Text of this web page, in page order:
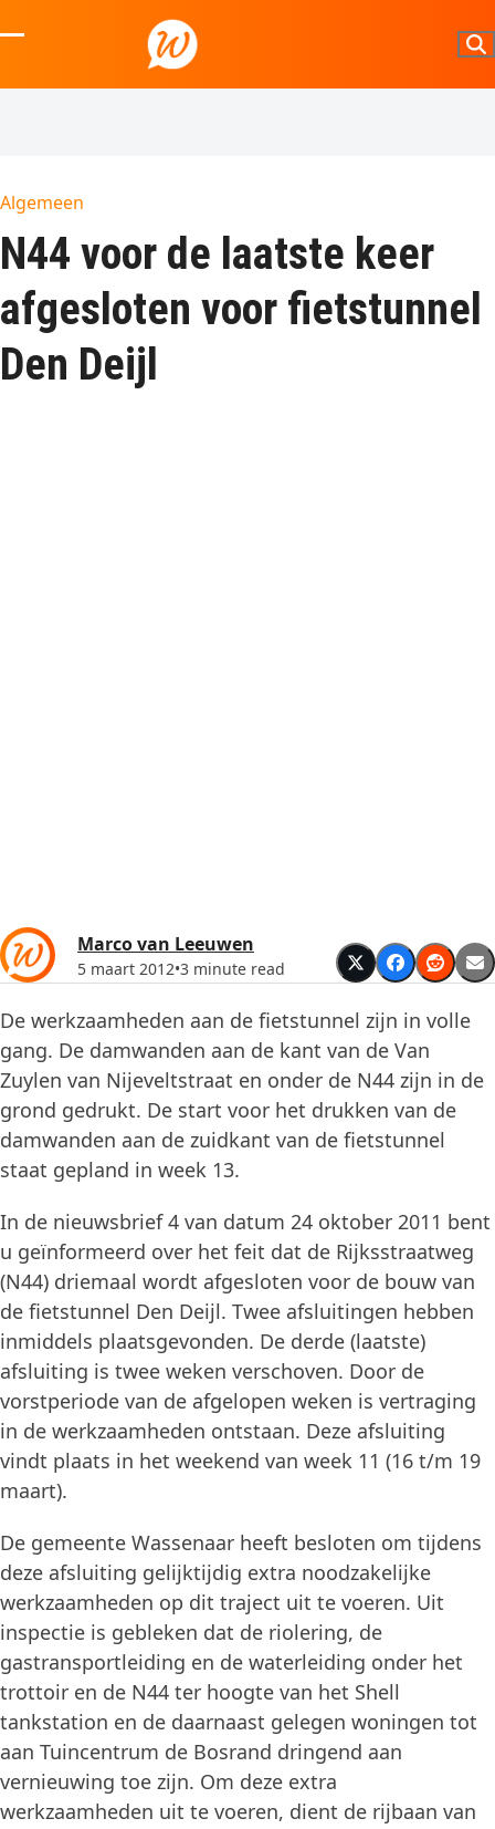
to
mobile
mobile
Algemeen
N44 voor de laatste keer
afgesloten voor fietstunnel
Den Deijl
Marco van Leeuwen
5 maart 2012•3 minute read
De werkzaamheden aan de fietstunnel zijn in volle
gang. De damwanden aan de kant van de Van
Zuylen van Nijeveltstraat en onder de N44 zijn in de
grond gedrukt. De start voor het drukken van de
damwanden aan de zuidkant van de fietstunnel
staat gepland in week 13.
In de nieuwsbrief 4 van datum 24 oktober 2011 bent
u geïnformeerd over het feit dat de Rijksstraatweg
(N44) driemaal wordt afgesloten voor de bouw van
de fietstunnel Den Deijl. Twee afsluitingen hebben
inmiddels plaatsgevonden. De derde (laatste)
afsluiting is twee weken verschoven. Door de
vorstperiode van de afgelopen weken is vertraging
in de werkzaamheden ontstaan. Deze afsluiting
vindt plaats in het weekend van week 11 (16 t/m 19
maart).
De gemeente Wassenaar heeft besloten om tijdens
deze afsluiting gelijktijdig extra noodzakelijke
werkzaamheden op dit traject uit te voeren. Uit
inspectie is gebleken dat de riolering, de
gastransportleiding en de waterleiding onder het
trottoir en de N44 ter hoogte van het Shell
tankstation en de daarnaast gelegen woningen tot
aan Tuincentrum de Bosrand dringend aan
vernieuwing toe zijn. Om deze extra
werkzaamheden uit te voeren, dient de rijbaan van